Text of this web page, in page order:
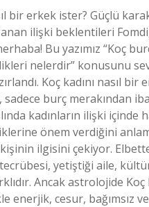
bir erkek ister? Güçlü
ilişki beklentileri
Bu yazımız “Koç
nelerdir” konusunu
Koç kadını nasıl bir
sadece burç merakından
kadınların ilişki içinde
önem verdiğini
ilgisini çekiyor.
yetiştiği aile,
Ancak astrolojide Koç
enerjik, cesur, bağımsız